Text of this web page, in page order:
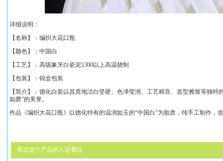
详细说明：
【名称】： 编织大花口瓶
【颜色】：中国白
【工艺】：高级象牙白瓷泥1300以上高温烧制
【包装】：锦盒包装
【简介】：德化白瓷以其质地洁白坚硬、色泽莹润、工艺精良、造型雅致等独
如磬”的美誉。
作品《编织大花口瓶》以德化特有的温润如玉的“中国白”为胎质， 纯手工制作，
看过这个产品的人还看过